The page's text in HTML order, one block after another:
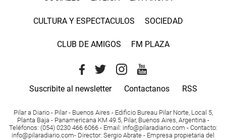
CULTURA Y ESPECTACULOS SOCIEDAD
CLUB DE AMIGOS FM PLAZA
Suscribite al newsletter Contactanos RSS
Pilar a Diario - Pilar - Buenos Aires - Edificio Bureau Pilar Norte, Local 5,
Planta Baja - Panamericana KM 49.5, Pilar, Buenos Aires, Argentina -
Teléfonos: (054) 0230 466 6066 - Email : info@pilaradiario.com - Contacto:
info@pilaradiario.com- Director: Sergio Abrate - Empresa propietaria del